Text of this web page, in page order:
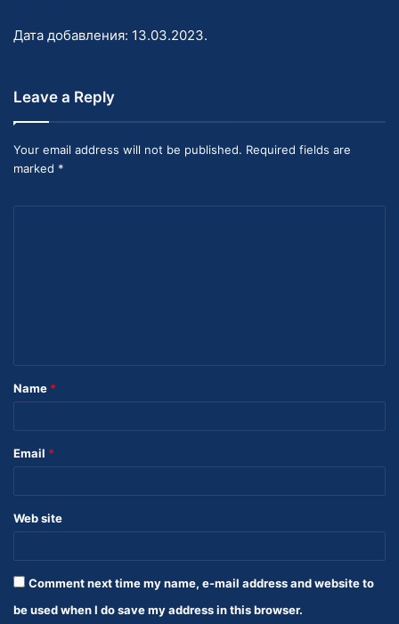
Дата добавления: 13.03.2023.
Leave a Reply
Your email address will not be published. Required fields are
marked *
Name *
Email *
Web site
Comment next time my name, e-mail address and website to
be used when I do save my address in this browser.